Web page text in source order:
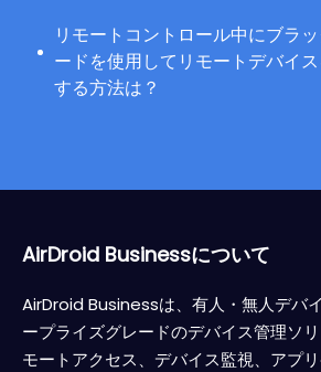
リモートコントロール中にブラ
ードを使用してリモートデバイ
する方法は？
AirDroid Businessについて
AirDroid Businessは、有人・無人デバ
ープライズグレードのデバイス管理ソ
モートアクセス、デバイス監視、アプ